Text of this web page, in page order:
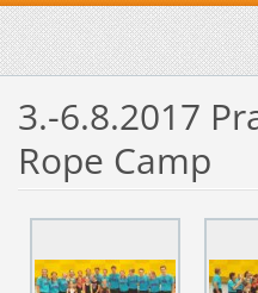
3.-6.8.2017
Rope Camp